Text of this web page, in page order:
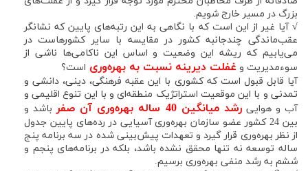
بزرگ در مسیر خارج شویم.
√ آیا غیر از این است که با نگاهی به این رتبه‌های پایین که نشانگر
عقب‌ماندگی چندجانبه کشور در مقایسه با سایر کشور‌هاست در
می‌یابیم که ریشه این وضعیت و اساس این ناکامی‌ها ناشی از
سوء‌مدیریت و غفلت دیرینه نسبت به بهره‌وری است؟
آیا قابل قبول است که کشوری با این عقبه فرهنگی، دینی، دانشی و
تمدنی و با این موقعیت استراتژیک منطقه‌ای و با این تنوع اقلیمی و
آب و هواییرشد میانگین 40 ساله بهره‌وری آن صفر
باشد و
بین 24 کشور عضو سازمان بهره‌وری آسیایی در رده‌های پایین جدول
از نظر بهره‌وری قرار گیرد و تعهدات پیش‌بینی شده در سه برنامه پنج
ساله توسعه نه تنها محقق نشده باشد، بلکه در برنامه‌های پنجم و
ششم به رشد منفی بهره‌وری برسیم.